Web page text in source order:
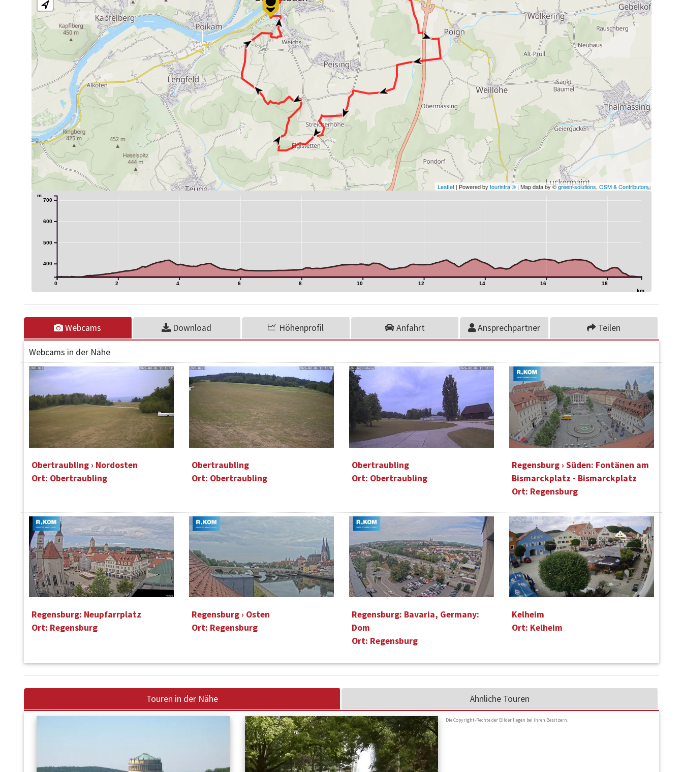
Leaflet | Powered by tourinfra ® | Map data by ©green-solutions, OSM & Contributors
0 2 4 6 8 10 12 14 16 18
km
400
500
600
700
m
Webcams Download Höhenprofil Anfahrt Ansprechpartner Teilen
Webcams in der Nähe
Obertraubling › Nordosten
Ort: Obertraubling
Obertraubling
Ort: Obertraubling
Obertraubling
Ort: Obertraubling
Regensburg › Süden: Fontänen am
Bismarckplatz - Bismarckplatz
Ort: Regensburg
Regensburg: Neupfarrplatz
Ort: Regensburg
Regensburg › Osten
Ort: Regensburg
Regensburg: Bavaria, Germany:
Dom
Ort: Regensburg
Kelheim
Ort: Kelheim
Touren in der Nähe Ähnliche Touren
Die Copyright-Rechte der Bilder liegen bei ihren Besitzern.